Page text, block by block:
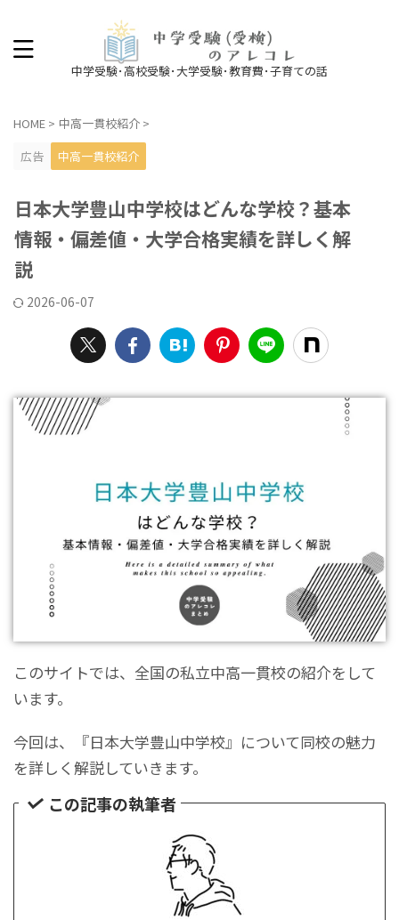
中学受験･高校受験･大学受験･教育費･子育ての話
HOME > 中高一貫校紹介 >
広告
中高一貫校紹介
日本大学豊山中学校はどんな学校？基本
情報・偏差値・大学合格実績を詳しく解
説
2026-06-07
このサイトでは、全国の私立中高一貫校の紹介をして
います。
今回は、『日本大学豊山中学校』について同校の魅力
を詳しく解説していきます。
この記事の執筆者